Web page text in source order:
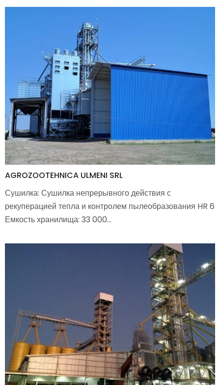
AGROZOOTEHNICA ULMENI SRL
Сушилка: Сушилка непрерывного действия с
рекуперацией тепла и контролем пылеобразования HR 6
Емкость хранилища: 33 000…